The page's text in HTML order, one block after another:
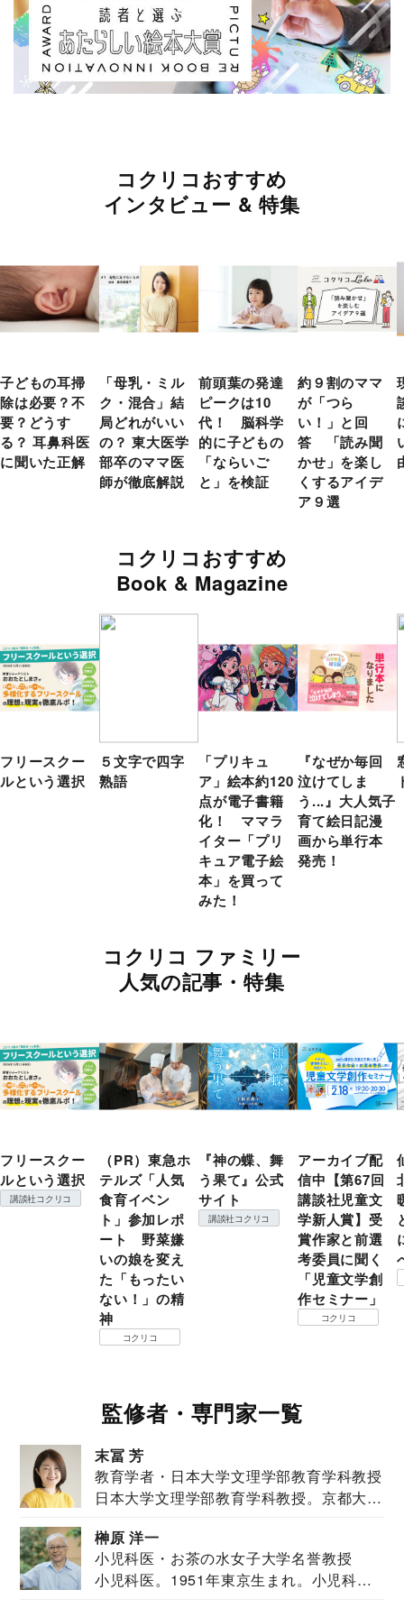
コクリコおすすめ
インタビュー & 特集
子どもの耳掃
除は必要？不
要？どうす
る？ 耳鼻科医
に聞いた正解
「母乳・ミル
ク・混合」結
局どれがいい
の？ 東大医学
部卒のママ医
師が徹底解説
前頭葉の発達
ピークは10
代！ 脳科学
的に子どもの
「ならいご
と」を検証
約９割のママ
が「つら
い！」と回
答 「読み聞
かせ」を楽し
くするアイデ
ア９選
コクリコおすすめ
Book & Magazine
フリースクー
ルという選択
５文字で四字
熟語
「プリキュ
ア」絵本約120
点が電子書籍
化！ ママラ
イター「プリ
キュア電子絵
本」を買って
みた！
『なぜか毎回
泣けてしま
う...』大人気子
育て絵日記漫
画から単行本
発売！
コクリコ ファミリー
人気の記事・特集
フリースクー
ルという選択
講談社コクリコ
（PR）東急ホ
テルズ「人気
食育イベン
ト」参加レポ
ート 野菜嫌
いの娘を変え
た「もったい
ない！」の精
神
コクリコ
『神の蝶、舞
う果て』公式
サイト
講談社コクリコ
アーカイブ配
信中【第67回
講談社児童文
学新人賞】受
賞作家と前選
考委員に聞く
「児童文学創
作セミナー」
コクリコ
監修者・専門家一覧
末冨 芳
教育学者・日本大学文理学部教育学科教授
日本大学文理学部教育学科教授。京都大学
榊原 洋一
小児科医・お茶の水女子大学名誉教授
小児科医。1951年東京生まれ。小児科